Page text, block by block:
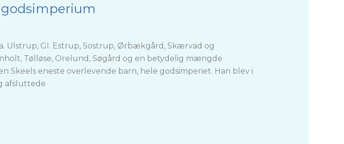
godsimperium
Ulstrup, GI. Estrup, Sostrup, Ørbækgård, Skærvad og
Tølløse, Orelund, Søgård og en betydelig mængde
Skeels eneste overlevende barn, hele godsimperiet. Han blev i
afsluttede